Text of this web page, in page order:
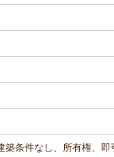
築条件なし、所有権、